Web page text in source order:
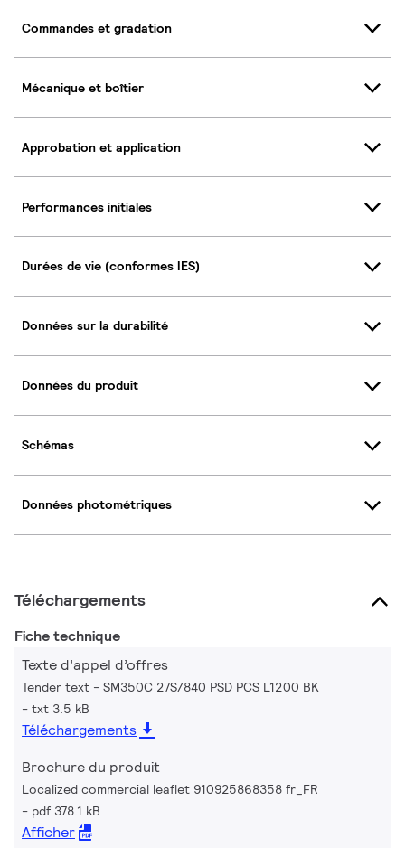
Commandes et gradation
Mécanique et boîtier
Approbation et application
Performances initiales
Durées de vie (conformes IES)
Données sur la durabilité
Données du produit
Schémas
Données photométriques
Téléchargements
Fiche technique
Texte d’appel d’offres
Tender text - SM350C 27S/840 PSD PCS L1200 BK
txt 3.5 kB
Téléchargements
Brochure du produit
Localized commercial leaflet 910925868358 fr_FR
pdf 378.1 kB
Afficher